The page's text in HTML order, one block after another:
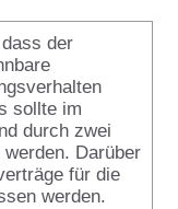
der
sollte im
durch zwei
Darüber
für die
werden.